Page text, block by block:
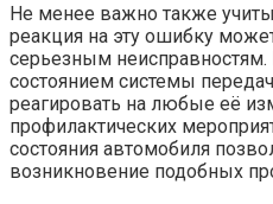
Не менее важно также
реакция на эту ошибку
серьезным
состоянием системы
реагировать на любые её
профилактических
состояния автомобиля
возникновение подобных